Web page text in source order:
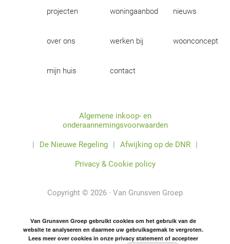
projecten woningaanbod nieuws
over ons werken bij woonconcept
mijn huis contact
Algemene inkoop- en
onderaannemingsvoorwaarden
| De Nieuwe Regeling | Afwijking op de DNR |
Privacy & Cookie policy
Copyright © 2026 · Van Grunsven Groep
Van Grunsven Groep gebruikt cookies om het gebruik van de
website te analyseren en daarmee uw gebruiksgemak te vergroten.
Lees meer over cookies in onze privacy statement of accepteer